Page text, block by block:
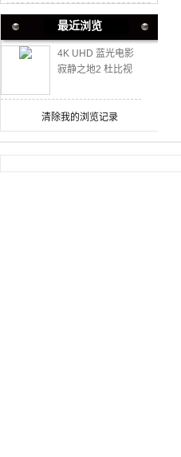
最近浏览
4K UHD 蓝光电影
寂静之地2 杜比视
清除我的浏览记录